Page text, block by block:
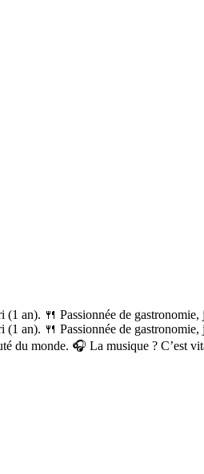
an). 🍴 Passionnée de
an). 🍴 Passionnée de
monde. 🎧 La musique ? C’est